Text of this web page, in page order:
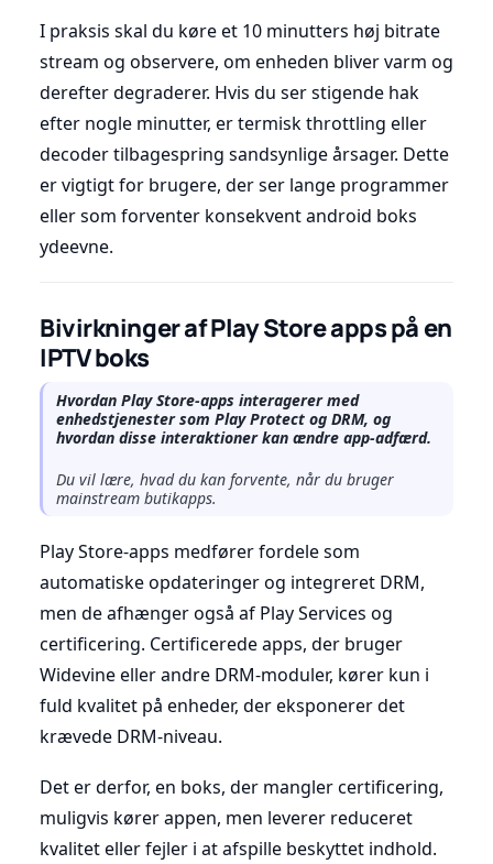
I praksis skal du køre et 10 minutters høj bitrate
stream og observere, om enheden bliver varm og
derefter degraderer. Hvis du ser stigende hak
efter nogle minutter, er termisk throttling eller
decoder tilbagespring sandsynlige årsager. Dette
er vigtigt for brugere, der ser lange programmer
eller som forventer konsekvent android boks
ydeevne.
Bivirkninger af Play Store apps på en
IPTV boks
Hvordan Play Store-apps interagerer med
enhedstjenester som Play Protect og DRM, og
hvordan disse interaktioner kan ændre app-adfærd.
Du vil lære, hvad du kan forvente, når du bruger
mainstream butikapps.
Play Store-apps medfører fordele som
automatiske opdateringer og integreret DRM,
men de afhænger også af Play Services og
certificering. Certificerede apps, der bruger
Widevine eller andre DRM-moduler, kører kun i
fuld kvalitet på enheder, der eksponerer det
krævede DRM-niveau.
Det er derfor, en boks, der mangler certificering,
muligvis kører appen, men leverer reduceret
kvalitet eller fejler i at afspille beskyttet indhold.